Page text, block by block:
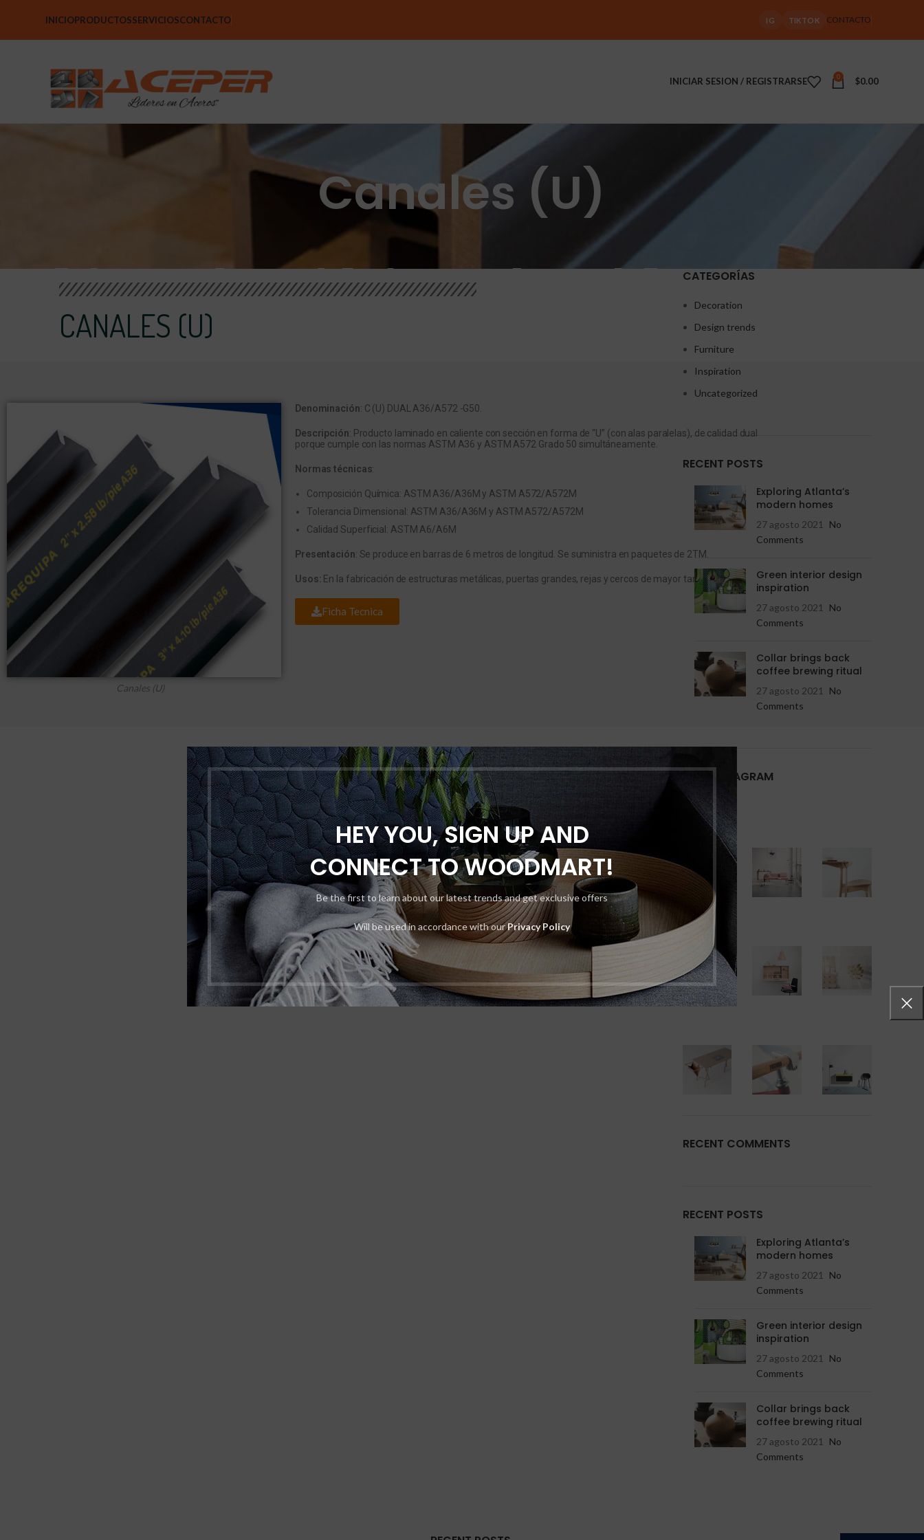
HEY YOU, SIGN UP AND
CONNECT TO WOODMART!
Be the first to learn about our latest trends and get exclusive offers
Will be used in accordance with ourPrivacy Policy
INICIOPRODUCTOSSERVICIOSCONTACTO IG TIKTOK CONTACTO
INICIAR SESION / REGISTRARSE 0 $0.00
Canales (U)
CANALES (U)
Canales (U)
Denominación: C (U) DUAL A36/A572 -G50.
Descripción: Producto laminado en caliente con sección en forma de “U” (con alas paralelas), de calidad dual
porque cumple con las normas ASTM A36 y ASTM A572 Grado 50 simultáneamente.
Normas técnicas:
Composición Química: ASTM A36/A36M y ASTM A572/A572M
Tolerancia Dimensional: ASTM A36/A36M y ASTM A572/A572M
Calidad Superficial: ASTM A6/A6M
Presentación: Se produce en barras de 6 metros de longitud. Se suministra en paquetes de 2TM.
Usos: En la fabricación de estructuras metálicas, puertas grandes, rejas y cercos de mayor tamaño, etc.
Ficha Tecnica
CATEGORÍAS
Decoration
Design trends
Furniture
Inspiration
Uncategorized
RECENT POSTS
Exploring Atlanta’s
modern homes
27 agosto 2021
No
Comments
Green interior design
inspiration
27 agosto 2021
No
Comments
Collar brings back
coffee brewing ritual
27 agosto 2021
No
Comments
OUR INSTAGRAM
RECENT COMMENTS
RECENT POSTS
Exploring Atlanta’s
modern homes
27 agosto 2021
No
Comments
Green interior design
inspiration
27 agosto 2021
No
Comments
Collar brings back
coffee brewing ritual
27 agosto 2021
No
Comments